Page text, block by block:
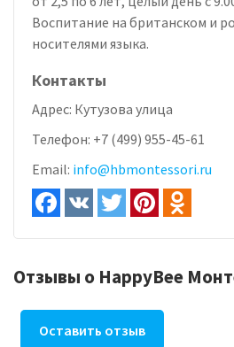
Воспитание на британском и
носителями языка.
Контакты
Адрес: Кутузова улица
Телефон: +7 (499) 955-45-61
Email: info@hbmontessori.ru
Отзывы о HappyBee
Оставить отзыв